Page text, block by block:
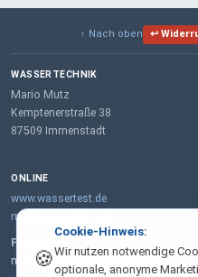
🍪
Cookie-Hinweis:
Wir nutzen notwendige
optionale, anonyme
↑ Nach oben ↩
WASSERTECHNIK
Mario Mutz
Kemptenerstraße 38
87509 Immenstadt
ONLINE
www.wassertest.de
mail@wassertest.de
Partner:
m-wt.de – Wasserenthärtung